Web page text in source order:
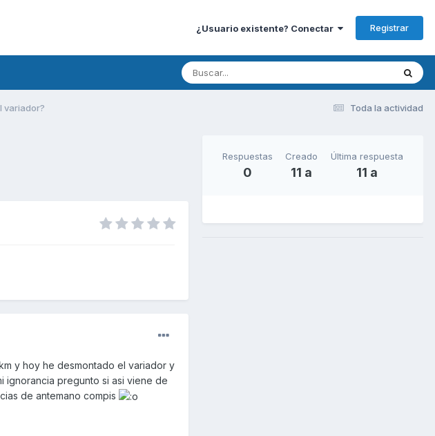
¿Usuario existente? Conectar Registrar
Toda la actividad
variador?
y hoy he desmontado el variador y
ignorancia pregunto si asi viene de
de antemano compis
Respuestas
0
Creado
11 a
Última respuesta
11 a